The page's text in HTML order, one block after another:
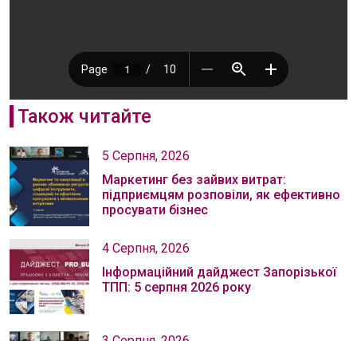
Також читайте
5 Серпня, 2026
Маркетинг без зайвих витрат:
підприємцям розповіли, як ефективно
просувати бізнес
4 Серпня, 2026
Інформаційний дайджест Запорізької
ТПП: 5 серпня 2026 року